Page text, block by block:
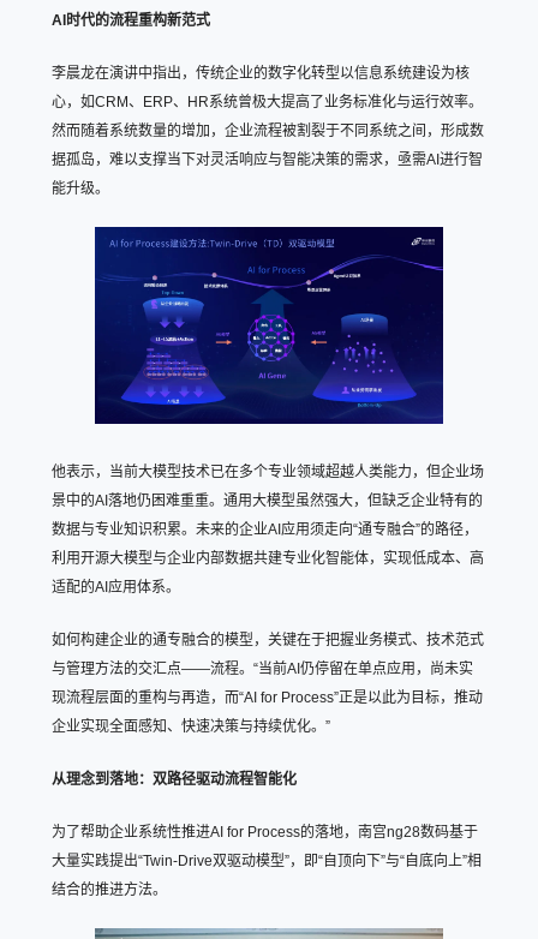
AI时代的流程重构新范式
李晨龙在演讲中指出，传统企业的数字化转型以信息系统建设为核
心，如CRM、ERP、HR系统曾极大提高了业务标准化与运行效率。
然而随着系统数量的增加，企业流程被割裂于不同系统之间，形成数
据孤岛，难以支撑当下对灵活响应与智能决策的需求，亟需AI进行智
能升级。
他表示，当前大模型技术已在多个专业领域超越人类能力，但企业场
景中的AI落地仍困难重重。通用大模型虽然强大，但缺乏企业特有的
数据与专业知识积累。未来的企业AI应用须走向“通专融合”的路径，
利用开源大模型与企业内部数据共建专业化智能体，实现低成本、高
适配的AI应用体系。
如何构建企业的通专融合的模型，关键在于把握业务模式、技术范式
与管理方法的交汇点——流程。“当前AI仍停留在单点应用，尚未实
现流程层面的重构与再造，而“AI for Process”正是以此为目标，推动
企业实现全面感知、快速决策与持续优化。”
从理念到落地：双路径驱动流程智能化
为了帮助企业系统性推进AI for Process的落地，南宫ng28数码基于
大量实践提出“Twin-Drive双驱动模型”，即“自顶向下”与“自底向上”相
结合的推进方法。